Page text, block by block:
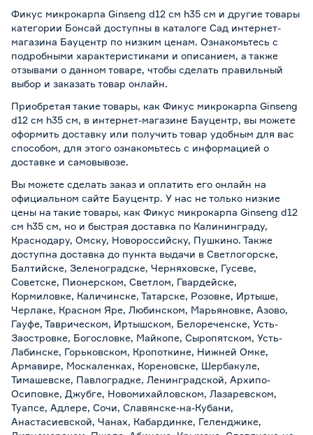
Фикус микрокарпа Ginseng d12 см h35 см и другие товары
категории Бонсай доступны в каталоге Сад интернет-
магазина Бауцентр по низким ценам. Ознакомьтесь с
подробными характеристиками и описанием, а также
отзывами о данном товаре, чтобы сделать правильный
выбор и заказать товар онлайн.
Приобретая такие товары, как Фикус микрокарпа Ginseng
d12 см h35 см, в интернет-магазине Бауцентр, вы можете
оформить доставку или получить товар удобным для вас
способом, для этого ознакомьтесь с информацией о
доставке и самовывозе.
Вы можете сделать заказ и оплатить его онлайн на
официальном сайте Бауцентр. У нас не только низкие
цены на такие товары, как Фикус микрокарпа Ginseng d12
см h35 см, но и быстрая доставка по Калининграду,
Краснодару, Омску, Новороссийску, Пушкино. Также
доступна доставка до пункта выдачи в Светлогорске,
Балтийске, Зеленоградске, Черняховске, Гусеве,
Советске, Пионерском, Светлом, Гвардейске,
Кормиловке, Каличинске, Татарске, Розовке, Иртыше,
Черлаке, Красном Яре, Любинском, Марьяновке, Азово,
Гауфе, Таврическом, Иртышском, Белореченске, Усть-
Заостровке, Богословке, Майкопе, Сыропятском, Усть-
Лабинске, Горьковском, Кропоткине, Нижней Омке,
Армавире, Москаленках, Кореновске, Шербакуле,
Тимашевске, Павлоградке, Ленинградской, Архипо-
Осиповке, Джубге, Новомихайловском, Лазаревском,
Туапсе, Адлере, Сочи, Славянске-на-Кубани,
Анастасиевской, Чанах, Кабардинке, Геленджике,